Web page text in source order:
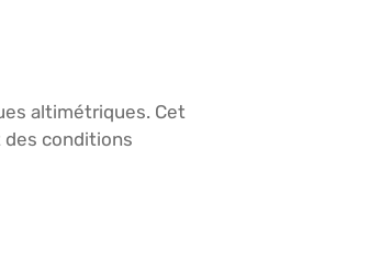
altimétriques. Cet
des conditions